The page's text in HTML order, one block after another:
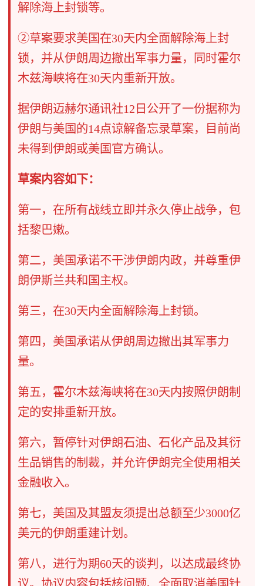
解除海上封锁等。
②草案要求美国在30天内全面解除海上封
锁，并从伊朗周边撤出军事力量，同时霍尔
木兹海峡将在30天内重新开放。
据伊朗迈赫尔通讯社12日公开了一份据称为
伊朗与美国的14点谅解备忘录草案，目前尚
未得到伊朗或美国官方确认。
草案内容如下：
第一，在所有战线立即并永久停止战争，包
括黎巴嫩。
第二，美国承诺不干涉伊朗内政，并尊重伊
朗伊斯兰共和国主权。
第三，在30天内全面解除海上封锁。
第四，美国承诺从伊朗周边撤出其军事力
量。
第五，霍尔木兹海峡将在30天内按照伊朗制
定的安排重新开放。
第六，暂停针对伊朗石油、石化产品及其衍
生品销售的制裁，并允许伊朗完全使用相关
金融收入。
第七，美国及其盟友须提出总额至少3000亿
美元的伊朗重建计划。
第八，进行为期60天的谈判，以达成最终协
议。协议内容包括核问题、全面取消美国针